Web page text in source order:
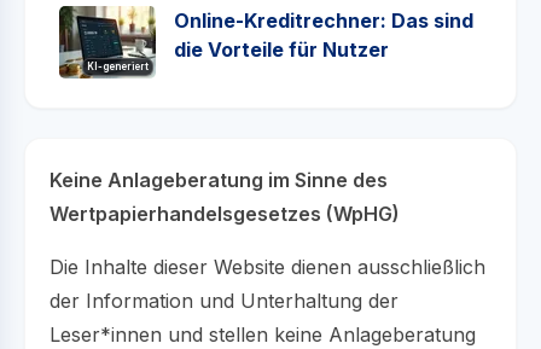
KI-generiert
Online-Kreditrechner: Das sind
die Vorteile für Nutzer
Keine Anlageberatung im Sinne des
Wertpapierhandelsgesetzes (WpHG)
Die Inhalte dieser Website dienen ausschließlich
der Information und Unterhaltung der
Leser*innen und stellen keine Anlageberatung